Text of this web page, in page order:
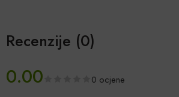
Recenzije (0)
0.00 0 ocjene